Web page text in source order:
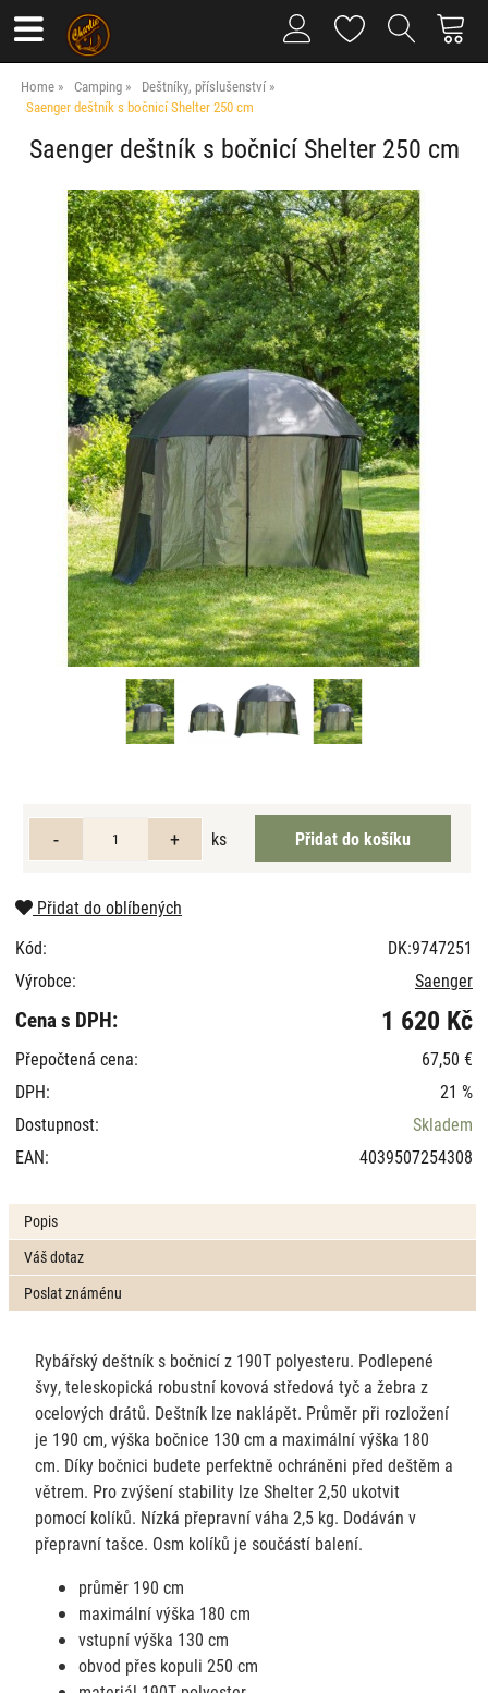
Home Camping
Deštníky, příslušenství
Saenger deštník s bočnicí Shelter 250 cm
Saenger deštník s bočnicí Shelter 250 cm
ks
Přidat do oblíbených
Kód:
DK:9747251
Výrobce:
Saenger
Cena s DPH: 1 620 Kč
Přepočtená cena:
67,50 €
DPH:
21 %
Dostupnost:
Skladem
EAN:
4039507254308
Popis
Váš dotaz
Poslat známénu
Rybářský deštník s bočnicí z 190T polyesteru. Podlepené
švy, teleskopická robustní kovová středová tyč a žebra z
ocelových drátů. Deštník lze naklápět. Průměr při rozložení
je 190 cm, výška bočnice 130 cm a maximální výška 180
cm. Díky bočnici budete perfektně ochráněni před deštěm a
větrem. Pro zvýšení stability lze Shelter 2,50 ukotvit
pomocí kolíků. Nízká přepravní váha 2,5 kg. Dodáván v
přepravní tašce. Osm kolíků je součástí balení.
průměr 190 cm
maximální výška 180 cm
vstupní výška 130 cm
obvod přes kopuli 250 cm